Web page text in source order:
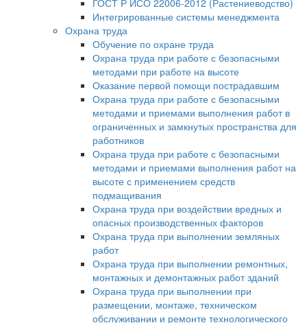
Интегрированные системы менеджмента
Охрана труда
Обучение по охране труда
Охрана труда при работе с безопасными
методами при работе на высоте
Оказание первой помощи пострадавшим
Охрана труда при работе с безопасными
методами и приемами выполнения работ в
ограниченных и замкнутых пространства для
работников
Охрана труда при работе с безопасными
методами и приемами выполнения работ на
высоте с применением средств
подмащивания
Охрана труда при воздействии вредных и
опасных производственных факторов
Охрана труда при выполнении земляных
работ
Охрана труда при выполнении ремонтных,
монтажных и демонтажных работ зданий
Охрана труда при выполнении при
размещении, монтаже, техническом
обслуживании и ремонте технологического